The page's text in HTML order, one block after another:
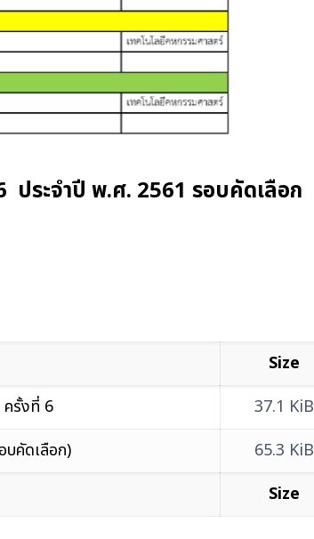
ประจำปี พ.ศ. 2561 รอบคัดเลือก
Size
Size
ครั้งที่ 6 37.1 KiB
บคัดเลือก)
65.3 KiB